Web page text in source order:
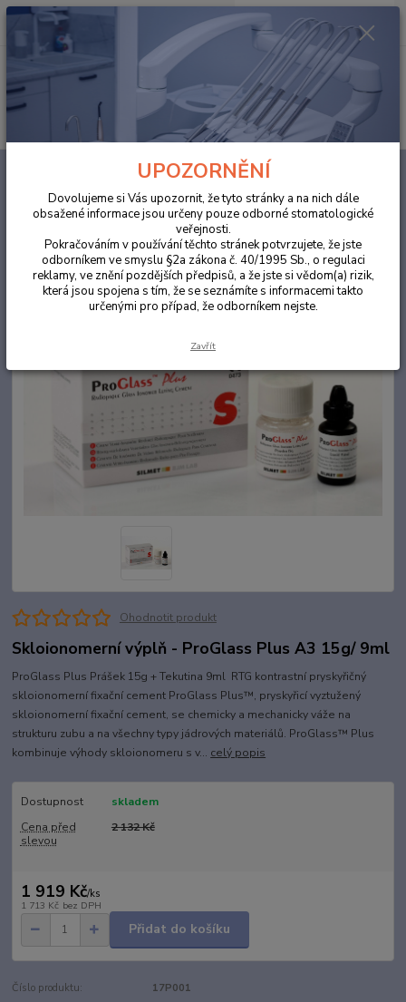
Hledat
za 0,00 Kč
ProGlass Plus A3 15g/ 9ml
ProGlass Plus A3 15g/ 9ml
Ohodnotit produkt
Skloionomerní výplň - ProGlass Plus A3 15g/ 9ml
ProGlass Plus Prášek 15g + Tekutina 9ml RTG kontrastní pryskyřičný
skloionomerní fixační cement ProGlass Plus™, pryskyřicí vyztužený
skloionomerní fixační cement, se chemicky a mechanicky váže na
strukturu zubu a na všechny typy jádrových materiálů. ProGlass™ Plus
kombinuje výhody skloionomeru s v... celý popis
Dostupnost
skladem
Cena před
slevou
2 132 Kč
1 919 Kč/ks
1 713 Kč bez DPH
Přidat do košíku
Číslo produktu: 17P001
UPOZORNĚNÍ
Dovolujeme si Vás upozornit, že tyto stránky a na nich dále
obsažené informace jsou určeny pouze odborné stomatologické
veřejnosti.
Pokračováním v používání těchto stránek potvrzujete, že jste
odborníkem ve smyslu §2a zákona č. 40/1995 Sb., o regulaci
reklamy, ve znění pozdějších předpisů, a že jste si vědom(a) rizik,
která jsou spojena s tím, že se seznámíte s informacemi takto
určenými pro případ, že odborníkem nejste.
Zavřít